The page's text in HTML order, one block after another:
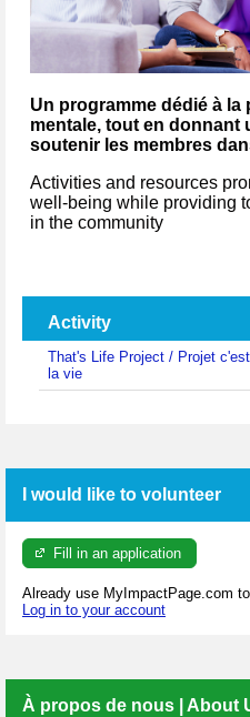
Un programme dédié à
mentale, tout en donnant
soutenir les membres
Activities and resources
well-being while providing
in the community
Activity
That's Life Project / Projet c'est
la vie
I would like to volunteer
Fill in an application
Already use MyImpactPage.com
Log in to your account
À propos de nous | About